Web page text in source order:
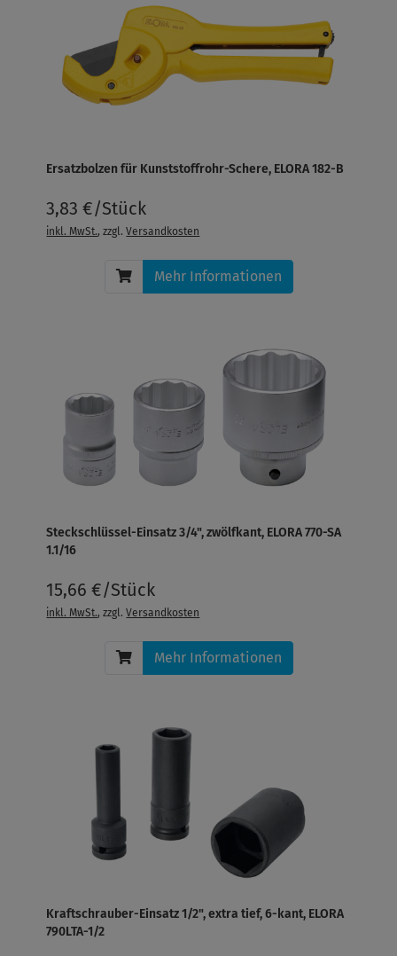
Ersatzbolzen für Kunststoffrohr-Schere, ELORA 182-B
3,83 €/Stück
inkl. MwSt., zzgl.Versandkosten
Mehr Informationen
Steckschlüssel-Einsatz 3/4", zwölfkant, ELORA 770-SA
1.1/16
15,66 €/Stück
inkl. MwSt., zzgl.Versandkosten
Mehr Informationen
Kraftschrauber-Einsatz 1/2", extra tief, 6-kant, ELORA
790LTA-1/2